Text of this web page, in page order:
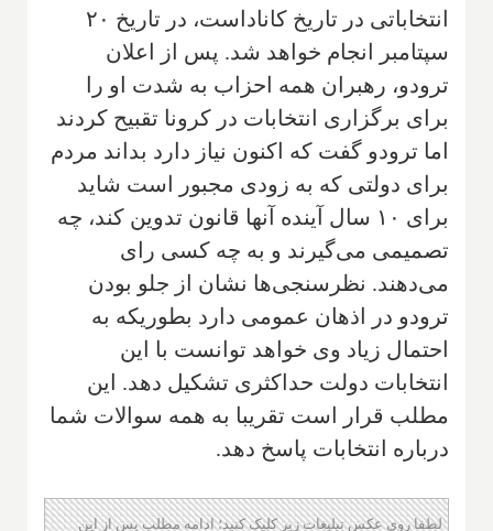
انتخاباتی در تاریخ کاناداست، در تاریخ ۲۰
سپتامبر انجام خواهد شد. پس از اعلان
ترودو، رهبران همه احزاب به شدت او را
برای برگزاری انتخابات در کرونا تقبیح کردند
اما ترودو گفت که اکنون نیاز دارد بداند مردم
برای دولتی که به زودی مجبور است شاید
برای ۱۰ سال آینده آنها قانون تدوین کند، چه
تصمیمی می‌گیرند و به چه کسی رای
می‌دهند. نظرسنجی‌ها نشان از جلو بودن
ترودو در اذهان عمومی دارد بطوریکه به
احتمال زیاد وی خواهد توانست با این
انتخابات دولت حداکثری تشکیل دهد. این
مطلب قرار است تقریبا به همه سوالات شما
درباره انتخابات پاسخ دهد.
لطفا روی عکس تبلیغات زیر کلیک کنید؛ ادامه مطلب پس از این